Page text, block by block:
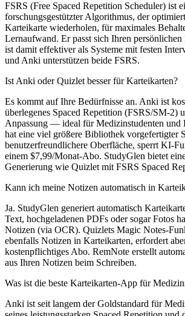
FSRS (Free Spaced Repetition Scheduler) ist
forschungsgestützter Algorithmus, der
Karteikarte wiederholen, für maximales
Lernaufwand. Er passt sich Ihren
ist damit effektiver als Systeme mit festen
und Anki unterstützen beide FSRS.
Ist Anki oder Quizlet besser für Karteikarten?
Es kommt auf Ihre Bedürfnisse an. Anki ist
überlegenes Spaced Repetition (FSRS/SM-2)
Anpassung — ideal für Medizinstudenten und
hat eine viel größere Bibliothek vorgefertigter
benutzerfreundlichere Oberfläche, sperrt KI-
einem $7,99/Monat-Abo. StudyGlen bietet
Generierung wie Quizlet mit FSRS Spaced
Kann ich meine Notizen automatisch in
Ja. StudyGlen generiert automatisch
Text, hochgeladenen PDFs oder sogar Fotos
Notizen (via OCR). Quizlets Magic Notes-
ebenfalls Notizen in Karteikarten, erfordert
kostenpflichtiges Abo. RemNote erstellt
aus Ihren Notizen beim Schreiben.
Was ist die beste Karteikarten-App für
Anki ist seit langem der Goldstandard für